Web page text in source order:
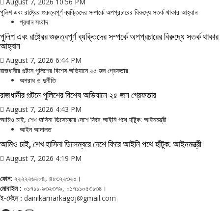
পুলিশ এবং রাষ্ট্রের গুরুত্বপূর্ণ ব্যক্তিদের সম্পর্কে অপপ্রচারের বিরুদ্ধে সতর্ক থাকার আহ্বান
প্রধান সংবাদ
পুলিশ এবং রাষ্ট্রের গুরুত্বপূর্ণ ব্যক্তিদের সম্পর্কে অপপ্রচারের বিরুদ্ধে সতর্ক থাকার
আহ্বান
August 7, 2026 6:44 PM
রাজধানীর পল্টনে পুলিশের বিশেষ অভিযানে ২৫ জন গ্রেফতার
অপরাধ ও দুর্নীতি
রাজধানীর পল্টনে পুলিশের বিশেষ অভিযানে ২৫ জন গ্রেফতার
August 7, 2026 4:43 PM
আমিও চাই, শেখ হাসিনা ডিসেম্বরে দেশে ফিরে আইনি পথে হাঁটুক: আইনমন্ত্রী
আইন আদালত
আমিও চাই, শেখ হাসিনা ডিসেম্বরে দেশে ফিরে আইনি পথে হাঁটুক: আইনমন্ত্রী
August 7, 2026 4:19 PM
ফোন: ২২২২২৬২৮৪, ৪৮৩২২৩২০।
মোবাইল : ০১৭১১-৯৩২৩৭৯, ০১৭১১০৫৩১৩৪।
ই-মেইল : dainikamarkagoj@gmail.com